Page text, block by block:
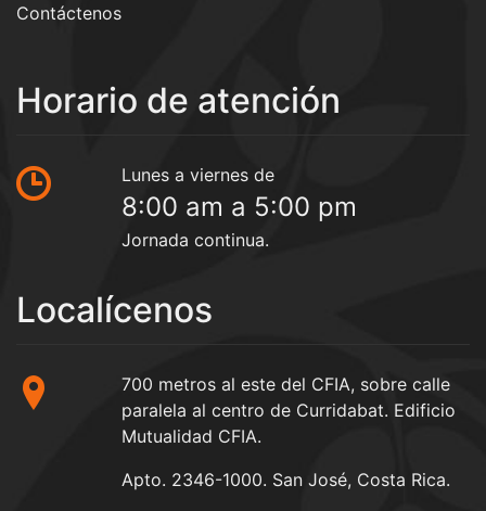
Contáctenos
Horario de atención
Lunes a viernes de
8:00 am a 5:00 pm
Jornada continua.
Localícenos
700 metros al este del CFIA, sobre calle
paralela al centro de Curridabat. Edificio
Mutualidad CFIA.
Apto. 2346-1000. San José, Costa Rica.